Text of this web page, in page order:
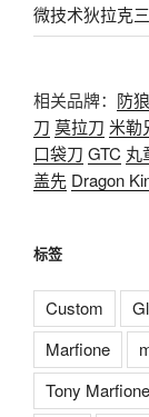
微技术狄拉克
相关品牌： 防
刀 莫拉刀 米勒
口袋刀 GTC 丸
盖先 Dragon
标签
Custom
Marfione
Tony Marfione